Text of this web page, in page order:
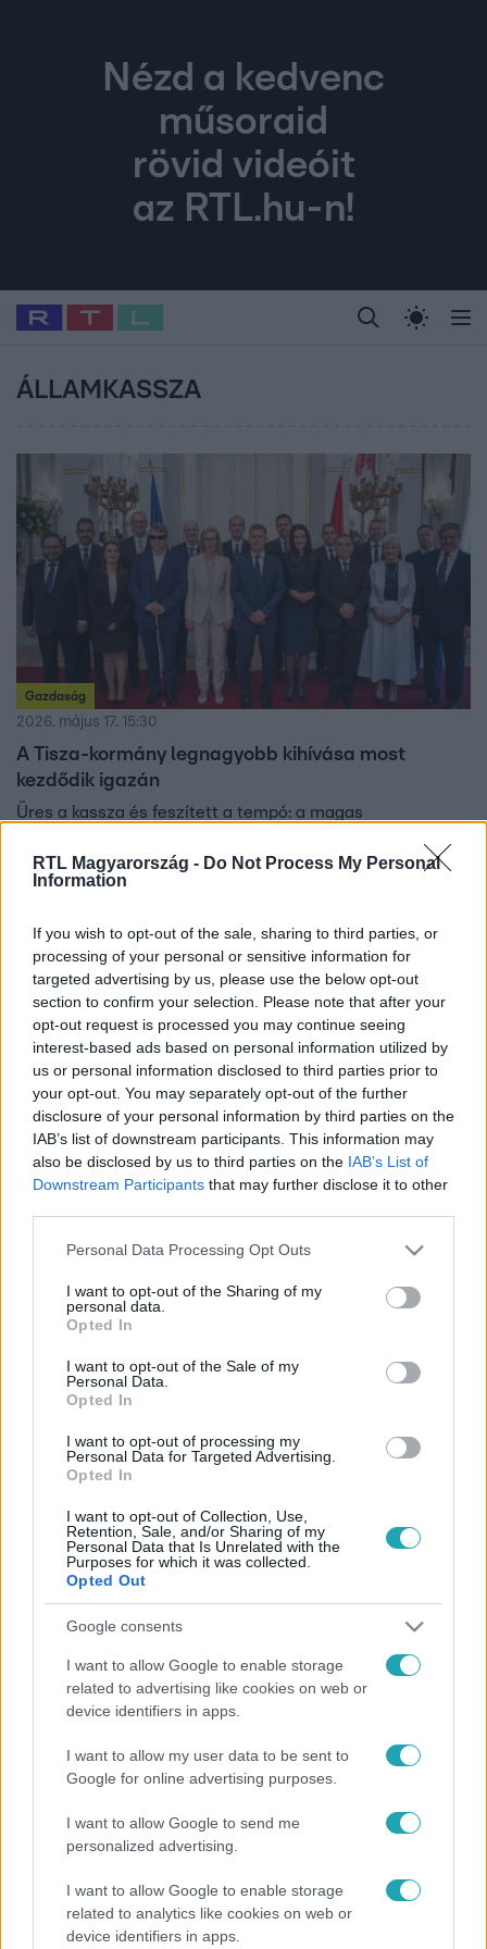
RTL Magyarország - Do Not Process My Personal
Information
If you wish to opt-out of the sale, sharing to third parties, or
processing of your personal or sensitive information for
targeted advertising by us, please use the below opt-out
section to confirm your selection. Please note that after your
opt-out request is processed you may continue seeing
interest-based ads based on personal information utilized by
us or personal information disclosed to third parties prior to
your opt-out. You may separately opt-out of the further
disclosure of your personal information by third parties on the
IAB’s list of downstream participants. This information may
also be disclosed by us to third parties on the IAB’s List of
Downstream Participants that may further disclose it to other
Please note that this website/app uses one or more Google
not limited to your visit or usage behaviour. You may click to
grant or deny consent to Google and its third-party tags to
use your data for below specified purposes in below Google
consent section.
Personal Data Processing Opt Outs
I want to opt-out of the Sharing of my
personal data.
Opted In
I want to opt-out of the Sale of my
Personal Data.
Opted In
I want to opt-out of processing my
Personal Data for Targeted Advertising.
Opted In
I want to opt-out of Collection, Use,
Retention, Sale, and/or Sharing of my
Personal Data that Is Unrelated with the
Purposes for which it was collected.
Opted Out
Google consents
I want to allow Google to enable storage
related to advertising like cookies on web or
device identifiers in apps.
I want to allow my user data to be sent to
Google for online advertising purposes.
I want to allow Google to send me
personalized advertising.
I want to allow Google to enable storage
related to analytics like cookies on web or
device identifiers in apps.
Nézd a kedvenc
műsoraid
rövid videóit
az RTL.hu-n!
Legfrissebb RTL Híradó Randi Celeb vagyok,
Babits Marcella Most Wanted Gallusz
ÁLLAMKASSZA
Gazdaság
2026. május 17. 15:30
A Tisza-kormány legnagyobb kihívása most
kezdődik igazán
Üres a kassza és feszített a tempó: a magas
nehezednek a Tisza-kormány indulására.
Gazdaság
2023. december 2. 18:20
hiányzik a költségvetésből, mint idén
Máris több mint ezermilliárd forinttal kevesebb
áfabevétel folyt be a büdzsébe.
Karácsony Gergely: Csődbe viheti a kormány a
fővárost
jelenlegi formájában fogadja el a Parlament - erről is
beszélt Karácsony Gergely az RTL Híradónak adott
interjújában. A főpolgármester szerint Budapestnek
többet kell majd befizetnie az államkasszába, mint
disznóvágáshoz hasonlította, ahol a főváros a disznó.
Karácsony Gergellyel készült interjúból ide kattintva még
többet láthat.